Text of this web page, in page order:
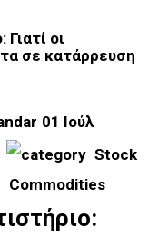
01 Ιούλ
Stock
Commodities